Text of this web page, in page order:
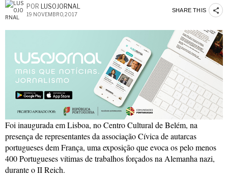
POR LUSOJORNAL
19 NOVEMBRO, 2017
SHARE THIS
Foi inaugurada em Lisboa, no Centro Cultural de Belém, na
presença de representantes da associação Cívica de autarcas
portugueses dem França, uma exposição que evoca os pelo menos
400 Portugueses vítimas de trabalhos forçados na Alemanha nazi,
durante o II Reich.